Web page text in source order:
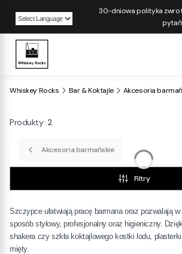
Powered by
30-dniowa polityka
pytań!
Whiskey Rocks Bar & Koktajle Akcesoria
Produkty: 2
Akcesoria barmańskie
Filtry
Szczypce ułatwiają pracę barmana oraz pozwalają
sposób stylowy, profesjonalny oraz higieniczny.
shakera czy szkła koktajlowego kostki lodu,
mięty.